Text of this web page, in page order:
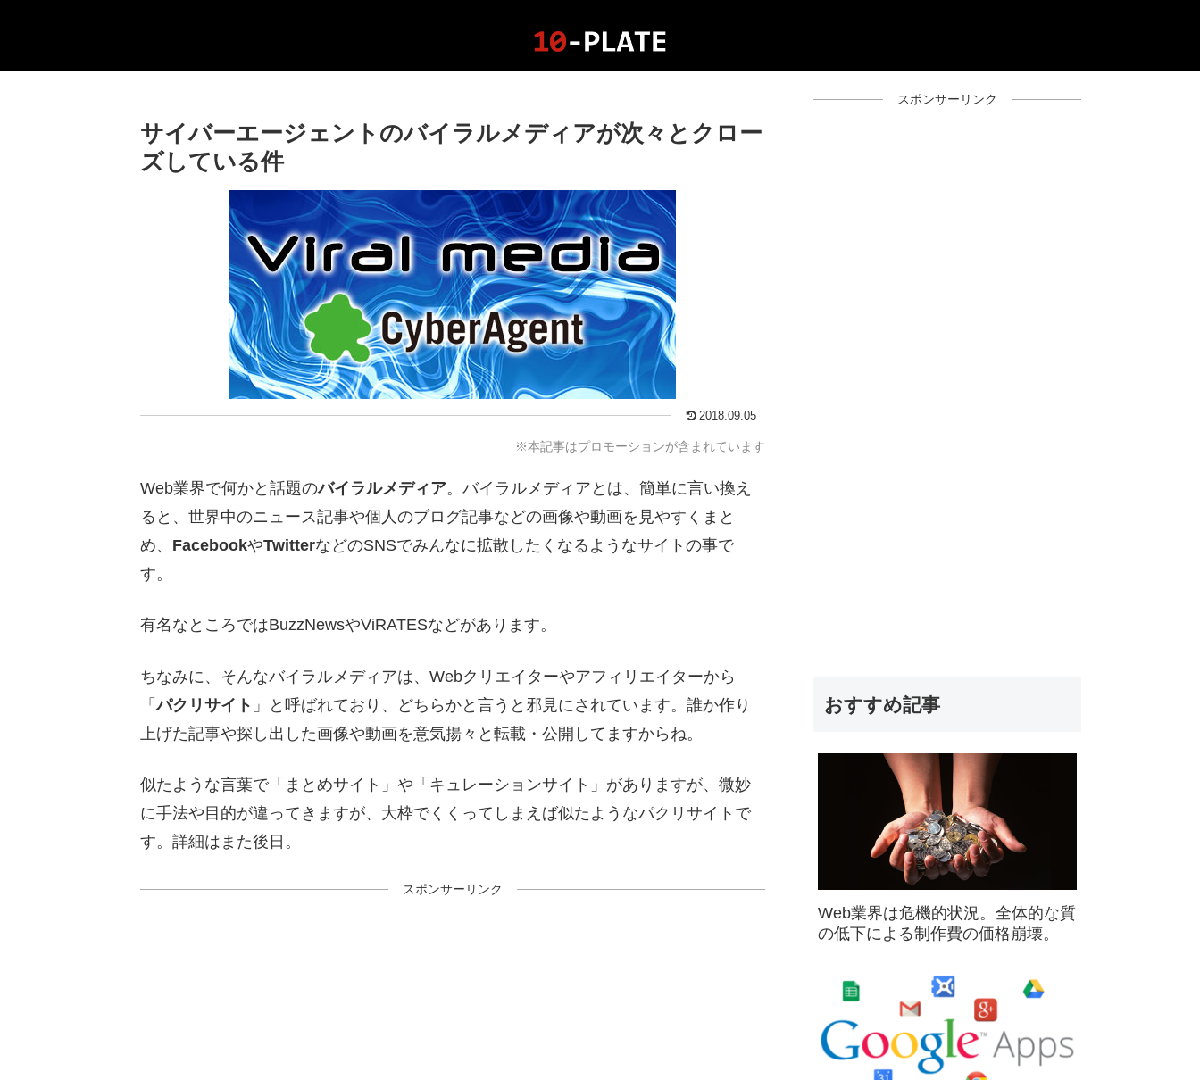
サイバーエージェントのバイラルメディアが次々とクロー
ズしている件
2018.09.05
※本記事はプロモーションが含まれています
Web業界で何かと話題のバイラルメディア。バイラルメディアとは、簡単に言い換え
ると、世界中のニュース記事や個人のブログ記事などの画像や動画を見やすくまと
め、 FacebookやTwitterなどのSNSでみんなに拡散したくなるようなサイトの事で
す。
有名なところではBuzzNewsやViRATESなどがあります。
ちなみに、そんなバイラルメディアは、Webクリエイターやアフィリエイターから
「パクリサイト 」と呼ばれており、どちらかと言うと邪見にされています。誰か作り
上げた記事や探し出した画像や動画を意気揚々と転載・公開してますからね。
似たような言葉で「まとめサイト」や「キュレーションサイト」がありますが、微妙
に手法や目的が違ってきますが、大枠でくくってしまえば似たようなパクリサイトで
す。詳細はまた後日。
スポンサーリンク
スポンサーリンク
おすすめ記事
Web業界は危機的状況。全体的な質
の低下による制作費の価格崩壊。